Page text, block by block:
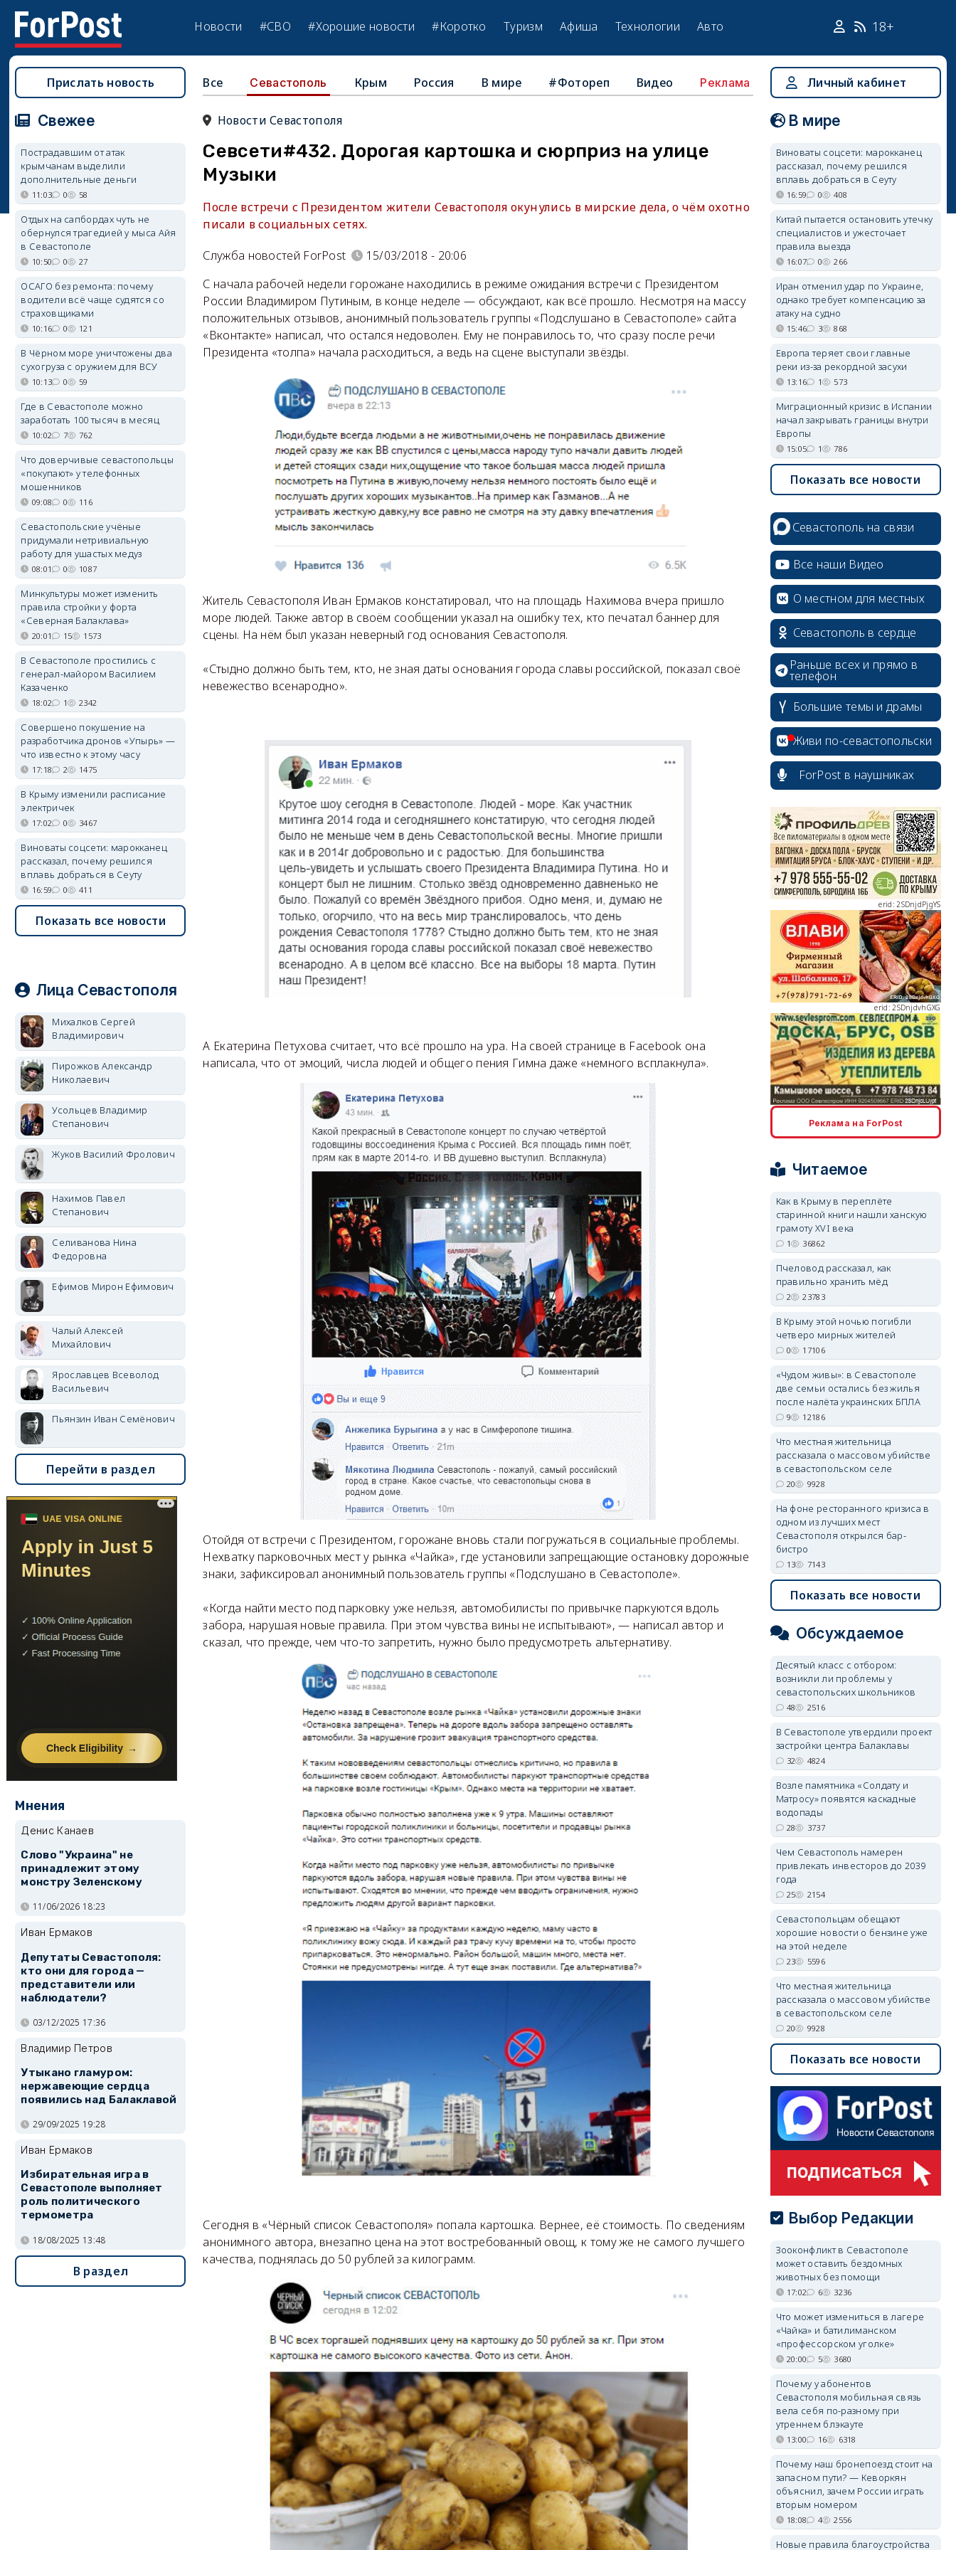
Новости #СВО #Хорошие новости #Коротко Туризм Афиша Технологии Авто 18+
Все Севастополь Крым Россия В мире #Фотореп Видео Реклама
Новости Севастополя
Севсети#432. Дорогая картошка и сюрприз на улице
Музыки
После встречи с Президентом жители Севастополя окунулись в мирские дела, о чём охотно
писали в социальных сетях.
Служба новостей ForPost
15/03/2018 - 20:06
С начала рабочей недели горожане находились в режиме ожидания встречи с Президентом
России Владимиром Путиным, в конце неделе — обсуждают, как всё прошло. Несмотря на массу
положительных отзывов, анонимный пользователь группы «Подслушано в Севастополе» сайта
«Вконтакте» написал, что остался недоволен. Ему не понравилось то, что сразу после речи
Президента «толпа» начала расходиться, а ведь на сцене выступали звёзды.
Житель Севастополя Иван Ермаков констатировал, что на площадь Нахимова вчера пришло
море людей. Также автор в своём сообщении указал на ошибку тех, кто печатал баннер для
сцены. На нём был указан неверный год основания Севастополя.
«Стыдно должно быть тем, кто, не зная даты основания города славы российской, показал своё
невежество всенародно».
А Екатерина Петухова считает, что всё прошло на ура. На своей странице в Facebook она
написала, что от эмоций, числа людей и общего пения Гимна даже «немного всплакнула».
Отойдя от встречи с Президентом, горожане вновь стали погружаться в социальные проблемы.
Нехватку парковочных мест у рынка «Чайка», где установили запрещающие остановку дорожные
знаки, зафиксировал анонимный пользователь группы «Подслушано в Севастополе».
«Когда найти место под парковку уже нельзя, автомобилисты по привычке паркуются вдоль
забора, нарушая новые правила. При этом чувства вины не испытывают», — написал автор и
сказал, что прежде, чем что-то запретить, нужно было предусмотреть альтернативу.
Сегодня в «Чёрный список Севастополя» попала картошка. Вернее, её стоимость. По сведениям
анонимного автора, внезапно цена на этот востребованный овощ, к тому же не самого лучшего
качества, поднялась до 50 рублей за килограмм.
Прислать новость
Свежее
Пострадавшим от атак
крымчанам выделили
дополнительные деньги
11:03 0 58
Отдых на сапбордах чуть не
обернулся трагедией у мыса Айя
в Севастополе
10:50 0 27
ОСАГО без ремонта: почему
водители всё чаще судятся со
страховщиками
10:16 0 121
В Чёрном море уничтожены два
сухогруза с оружием для ВСУ
10:13 0 59
Где в Севастополе можно
заработать 100 тысяч в месяц
10:02 7 762
Что доверчивые севастопольцы
«покупают» у телефонных
мошенников
09:08 0 116
Севастопольские учёные
придумали нетривиальную
работу для ушастых медуз
08:01 0 1087
Минкультуры может изменить
правила стройки у форта
«Северная Балаклава»
20:01 15 1573
В Севастополе простились с
генерал-майором Василием
Казаченко
18:02 1 2342
Совершено покушение на
разработчика дронов «Упырь» —
что известно к этому часу
17:18 2 1475
В Крыму изменили расписание
электричек
17:02 0 3467
Виноваты соцсети: марокканец
рассказал, почему решился
вплавь добраться в Сеуту
16:59 0 411
Показать все новости
Лица Севастополя
Михалков Сергей
Владимирович
Пирожков Александр
Николаевич
Усольцев Владимир
Степанович
Жуков Василий Фролович
Нахимов Павел
Степанович
Селиванова Нина
Федоровна
Ефимов Мирон Ефимович
Чалый Алексей
Михайлович
Ярославцев Всеволод
Васильевич
Пьянзин Иван Семёнович
Перейти в раздел
Мнения
Денис Канаев
Слово "Украина" не
принадлежит этому
монстру Зеленскому
11/06/2026 18:23
Иван Ермаков
Депутаты Севастополя:
кто они для города —
представители или
наблюдатели?
03/12/2025 17:36
Владимир Петров
Утыкано гламуром:
нержавеющие сердца
появились над Балаклавой
29/09/2025 19:28
Иван Ермаков
Избирательная игра в
Севастополе выполняет
роль политического
термометра
18/08/2025 13:48
В раздел
Личный кабинет
В мире
Виноваты соцсети: марокканец
рассказал, почему решился
вплавь добраться в Сеуту
16:59 0 408
Китай пытается остановить утечку
специалистов и ужесточает
правила выезда
16:07 0 266
Иран отменил удар по Украине,
однако требует компенсацию за
атаку на судно
15:46 3 868
Европа теряет свои главные
реки из-за рекордной засухи
13:16 1 573
Миграционный кризис в Испании
начал закрывать границы внутри
Европы
15:05 1 786
Показать все новости
Севастополь на связи
Все наши Видео
О местном для местных
Севастополь в сердце
Раньше всех и прямо в
телефон
Большие темы и драмы
Живи по-севастопольски
ForPost в наушниках
erid: 2SDnjdPjgYS
erid: 2SDnjdvhGXG
erid: 2SDnjcLUypt
erid: 2SDnjcrDNw6
erid: 2SDnjdPjgYS
Реклама на ForPost
Читаемое
Как в Крыму в переплёте
старинной книги нашли ханскую
грамоту XVI века
1 36862
Пчеловод рассказал, как
правильно хранить мёд
2 23783
В Крыму этой ночью погибли
четверо мирных жителей
0 17106
«Чудом живы»: в Севастополе
две семьи остались без жилья
после налёта украинских БПЛА
9 12186
Что местная жительница
рассказала о массовом убийстве
в севастопольском селе
20 9928
На фоне ресторанного кризиса в
одном из лучших мест
Севастополя открылся бар-
бистро
13 7143
Показать все новости
Обсуждаемое
Десятый класс с отбором:
возникли ли проблемы у
севастопольских школьников
48 2516
В Севастополе утвердили проект
застройки центра Балаклавы
32 4824
Возле памятника «Солдату и
Матросу» появятся каскадные
водопады
28 3737
Чем Севастополь намерен
привлекать инвесторов до 2039
года
25 2154
Севастопольцам обещают
хорошие новости о бензине уже
на этой неделе
23 5596
Что местная жительница
рассказала о массовом убийстве
в севастопольском селе
20 9928
Показать все новости
Выбор Редакции
Зооконфликт в Севастополе
может оставить бездомных
животных без помощи
17:02 6 3236
Что может измениться в лагере
«Чайка» и батилиманском
«профессорском уголке»
20:00 5 3680
Почему у абонентов
Севастополя мобильная связь
вела себя по-разному при
утреннем блэкауте
13:00 16 6318
Почему наш бронепоезд стоит на
запасном пути? — Кеворкян
объяснил, зачем России играть
вторым номером
18:08 4 2556
Новые правила благоустройства